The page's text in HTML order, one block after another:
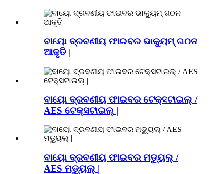
ବାୟୋ ଦ୍ରବଣୀୟ ଫାଇବର ଭାକ୍ୟୁମ୍ ଗଠନ
ଆକୃତି |
ବାୟୋ ଦ୍ରବଣୀୟ ଫାଇବର ଟେକ୍ସଟାଇଲ୍ /
AES ଟେକ୍ସଟାଇଲ୍ |
ବାୟୋ ଦ୍ରବଣୀୟ ଫାଇବର ମଡ୍ୟୁଲ୍ /
AES ମଡ୍ୟୁଲ୍ |